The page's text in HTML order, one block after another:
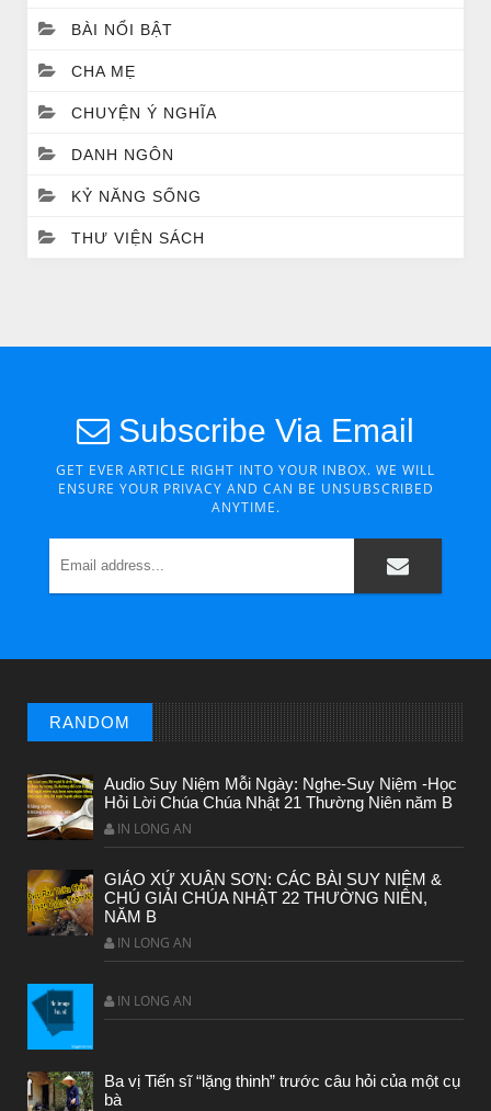
CHUYỆN Ý NGHĨA
Chuyện Ý Nghĩa: Chết vì yêu
Chuyen Y Nghia: Thien Chua Luon Tha Thu
BÀI NỔI BẬT
HẠT GIỐNG TÂM HỒN
BÀI NỔI BẬT
CHA MẸ
CHUYỆN Ý NGHĨA
DANH NGÔN
KỶ NĂNG SỐNG
THƯ VIỆN SÁCH
Subscribe Via Email
GET EVER ARTICLE RIGHT INTO YOUR INBOX. WE WILL
ENSURE YOUR PRIVACY AND CAN BE UNSUBSCRIBED
ANYTIME.
RANDOM
Audio Suy Niệm Mỗi Ngày: Nghe-Suy Niệm -Học
Hỏi Lời Chúa Chúa Nhật 21 Thường Niên năm B
IN LONG AN
GIÁO XỨ XUÂN SƠN: CÁC BÀI SUY NIỆM &
CHÚ GIẢI CHÚA NHẬT 22 THƯỜNG NIÊN,
NĂM B
IN LONG AN
IN LONG AN
Ba vị Tiến sĩ “lặng thinh” trước câu hỏi của một cụ
bà